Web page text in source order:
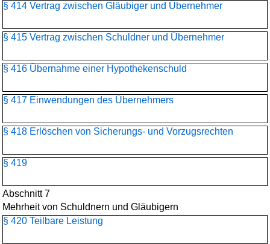
§ 414 Vertrag zwischen Gläubiger und Übernehmer
§ 415 Vertrag zwischen Schuldner und Übernehmer
§ 416 Übernahme einer Hypothekenschuld
§ 417 Einwendungen des Übernehmers
§ 418 Erlöschen von Sicherungs- und Vorzugsrechten
§ 419
Abschnitt 7
Mehrheit von Schuldnern und Gläubigern
§ 420 Teilbare Leistung